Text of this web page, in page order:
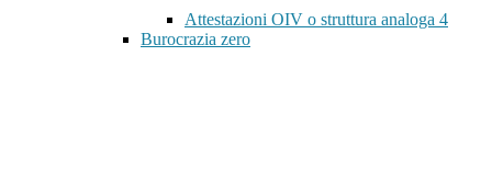
Attestazioni OIV o struttura analoga 4
Burocrazia zero